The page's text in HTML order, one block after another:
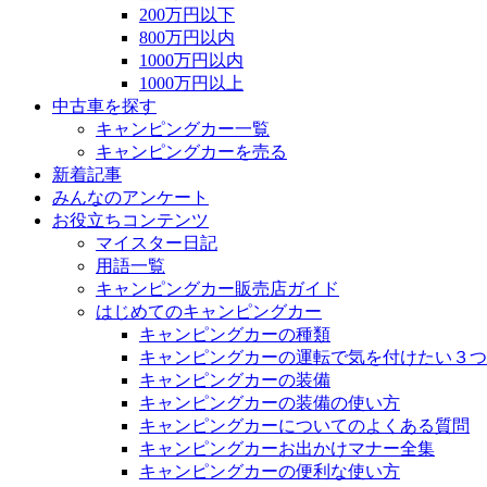
200万円以下
800万円以内
1000万円以内
1000万円以上
中古車を探す
キャンピングカー一覧
キャンピングカーを売る
新着記事
みんなのアンケート
お役立ちコンテンツ
マイスター日記
用語一覧
キャンピングカー販売店ガイド
はじめてのキャンピングカー
キャンピングカーの種類
キャンピングカーの運転で気を付けたい３
キャンピングカーの装備
キャンピングカーの装備の使い方
キャンピングカーについてのよくある質問
キャンピングカーお出かけマナー全集
キャンピングカーの便利な使い方